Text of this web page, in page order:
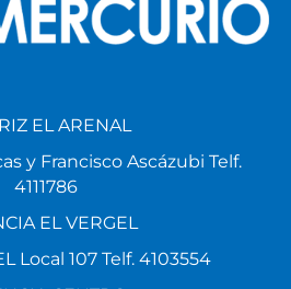
EL ARENAL
y Francisco Ascázubi Telf.
4111786
EL VERGEL
Local 107 Telf. 4103554